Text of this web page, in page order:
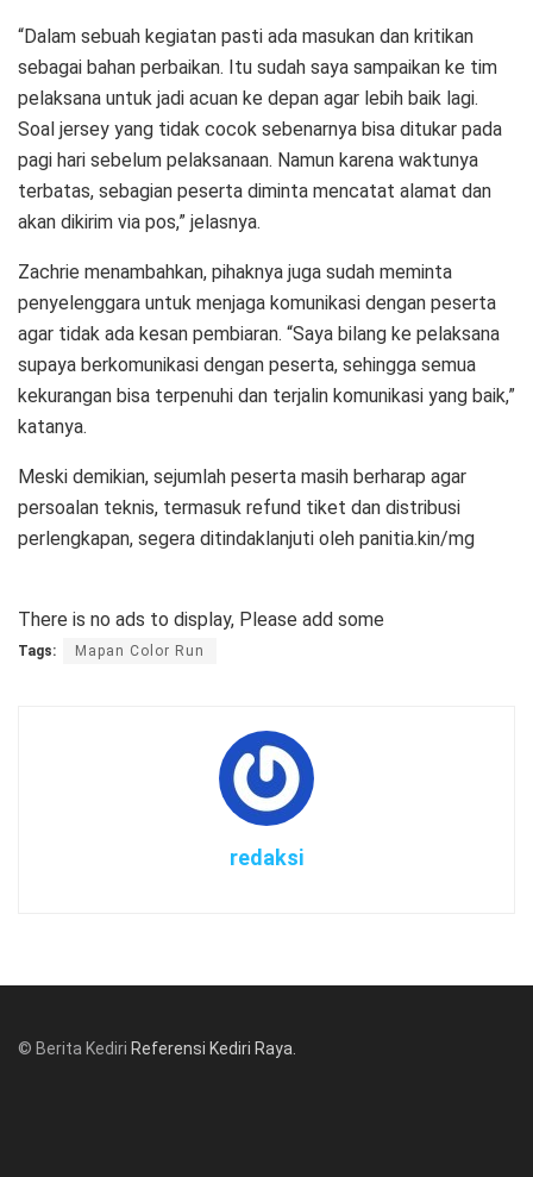
“Dalam sebuah kegiatan pasti ada masukan dan kritikan
sebagai bahan perbaikan. Itu sudah saya sampaikan ke tim
pelaksana untuk jadi acuan ke depan agar lebih baik lagi.
Soal jersey yang tidak cocok sebenarnya bisa ditukar pada
pagi hari sebelum pelaksanaan. Namun karena waktunya
terbatas, sebagian peserta diminta mencatat alamat dan
akan dikirim via pos,” jelasnya.
Zachrie menambahkan, pihaknya juga sudah meminta
penyelenggara untuk menjaga komunikasi dengan peserta
agar tidak ada kesan pembiaran. “Saya bilang ke pelaksana
supaya berkomunikasi dengan peserta, sehingga semua
kekurangan bisa terpenuhi dan terjalin komunikasi yang baik,”
katanya.
Meski demikian, sejumlah peserta masih berharap agar
persoalan teknis, termasuk refund tiket dan distribusi
perlengkapan, segera ditindaklanjuti oleh panitia.kin/mg
There is no ads to display, Please add some
Tags: Mapan Color Run
redaksi
© Berita Kediri Referensi Kediri Raya.